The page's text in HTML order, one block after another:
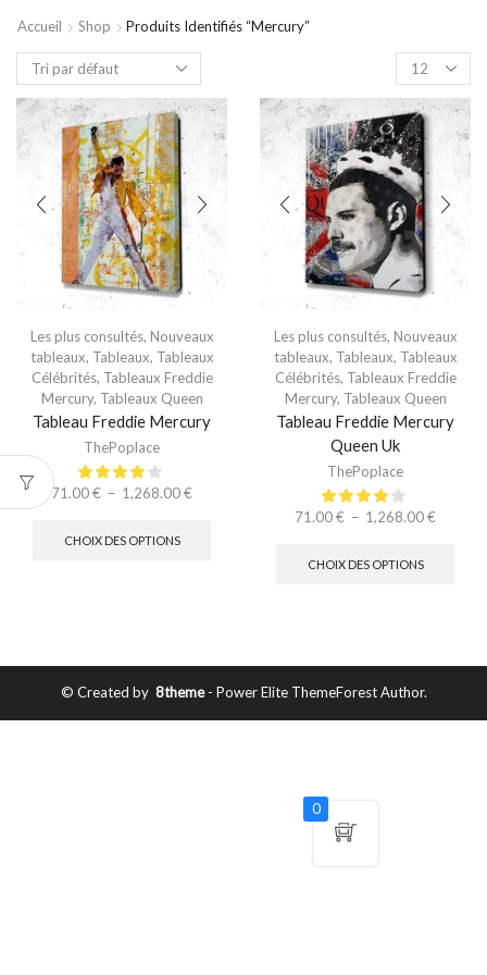
Accueil Shop Produits Identifiés “mercury”
Les plus consultés, Nouveaux
tableaux, Tableaux, Tableaux
Célébrités, Tableaux Freddie
Mercury, Tableaux Queen
Tableau Freddie Mercury
ThePoplace
71.00€ – 1,268.00€
CHOIX DES OPTIONS
Les plus consultés, Nouveaux
tableaux, Tableaux, Tableaux
Célébrités, Tableaux Freddie
Mercury, Tableaux Queen
Tableau Freddie Mercury
Queen Uk
ThePoplace
71.00€ – 1,268.00€
CHOIX DES OPTIONS
© Created by 8theme- Power Elite ThemeForest Author.
0